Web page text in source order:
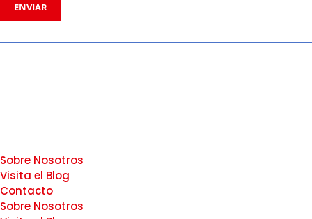
ENVIAR
Sobre Nosotros
Visita el Blog
Contacto
Sobre Nosotros